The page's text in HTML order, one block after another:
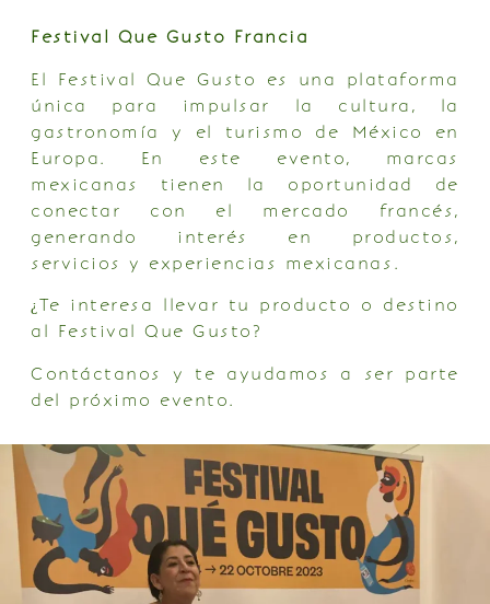
Festival Que Gusto Francia
El Festival Que Gusto es una plataforma
única para impulsar la cultura, la
gastronomía y el turismo de México en
Europa. En este evento, marcas
mexicanas tienen la oportunidad de
conectar con el mercado francés,
generando interés en productos,
servicios y experiencias mexicanas.
¿Te interesa llevar tu producto o destino
al Festival Que Gusto?
Contáctanos y te ayudamos a ser parte
del próximo evento.